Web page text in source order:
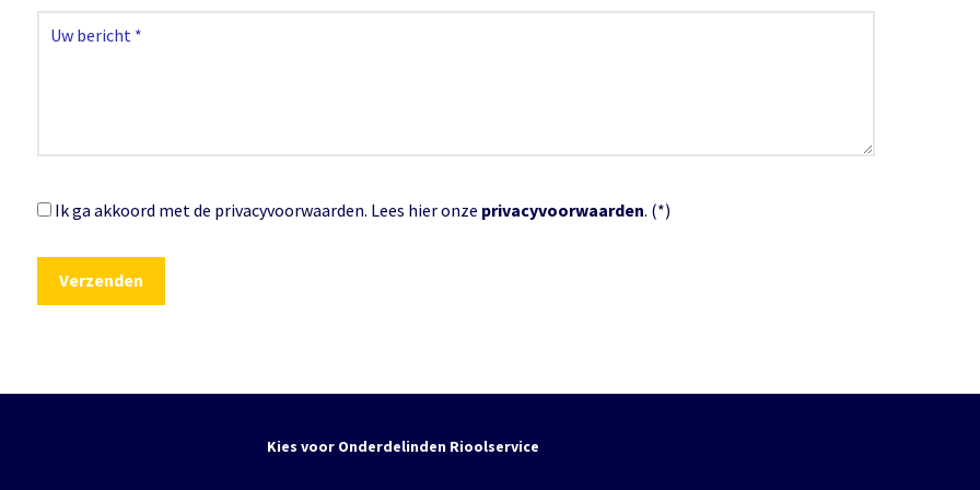
Ik ga akkoord met de privacyvoorwaarden. Lees hier onze privacyvoorwaarden. (*)
Kies voor Onderdelinden Rioolservice